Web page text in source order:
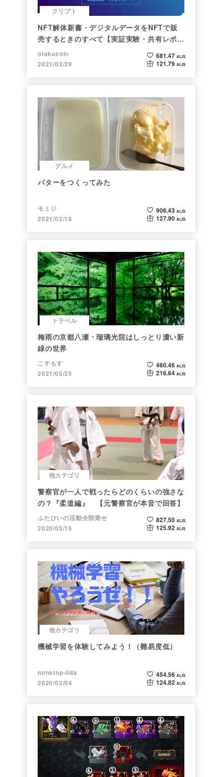
クリプト
NFT解体新書・デジタルデータをNFTで販
売するときのすべて【実証実験・共有レポー
ト】
otakucoin
2021/03/29
681.47 ALIS
121.79 ALIS
グルメ
バターをつくってみた
モミジ
2021/02/18
906.43 ALIS
127.90 ALIS
トラベル
梅雨の京都八瀬・瑠璃光院はしっとり濃い新
緑の世界
こすもす
2021/05/25
460.46 ALIS
216.64 ALIS
他カテゴリ
警察官が一人で戦ったらどのくらいの強さな
の？『柔道編』 【元警察官が本音で回答】
ふたひいの活動全部乗せ
2020/05/16
827.50 ALIS
125.92 ALIS
他カテゴリ
機械学習を体験してみよう！（難易度低）
nonstop-iida
2020/03/04
454.56 ALIS
124.82 ALIS